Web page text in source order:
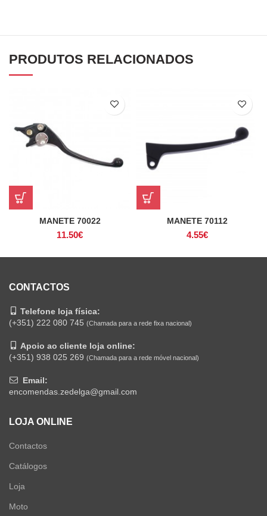
PRODUTOS RELACIONADOS
MANETE 70022
11.50€
MANETE 70112
4.55€
CONTACTOS
Telefone loja física:
(+351) 222 080 745 (Chamada para a rede fixa nacional)
Apoio ao cliente loja online:
(+351) 938 025 269 (Chamada para a rede móvel nacional)
Email:
encomendas.zedelga@gmail.com
LOJA ONLINE
Contactos
Catálogos
Loja
Moto